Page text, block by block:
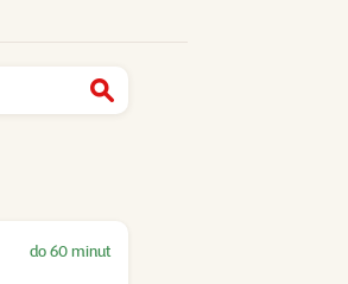
Najít
do 60 minut